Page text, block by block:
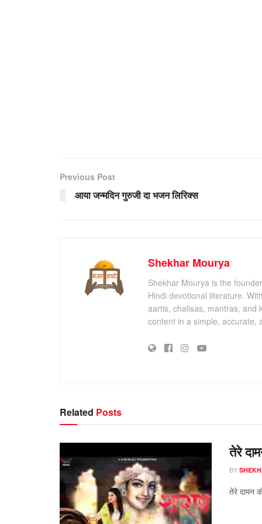
Previous Post
आया जन्मदिन गुरुजी दा भजन लिरिक्स
Shekhar Mourya
Shekhar Mourya is the
Hindi devotional literature.
aartis, chalisas, mantras, and
content in a simple, accurate,
Related Posts
तेरे
BY
तेरे दामन